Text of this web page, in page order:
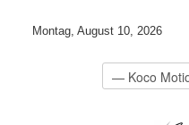
Montag, August 10, 2026